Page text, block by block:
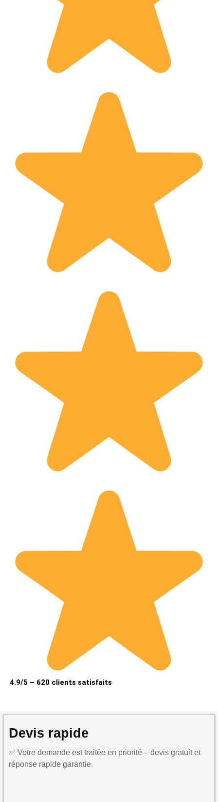
4.9/5 – 620 clients satisfaits
Devis rapide
✅ Votre demande est traitée en priorité – devis gratuit et
réponse rapide garantie.